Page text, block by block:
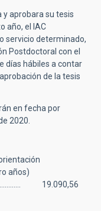
aprobara su tesis
año, el IAC
servicio determinado,
Postdoctoral con el
días hábiles a contar
de la tesis
en fecha por
2020.
años)
19.090,56